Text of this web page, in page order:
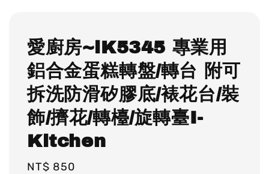
愛廚房~iK5345 專業用
鋁合金蛋糕轉盤/轉台 附可
拆洗防滑矽膠底/裱花台/裝
飾/擠花/轉檯/旋轉臺I-
Kitchen
Regular
NT$ 850